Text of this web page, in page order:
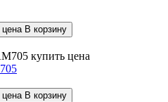
В корзину
В корзину